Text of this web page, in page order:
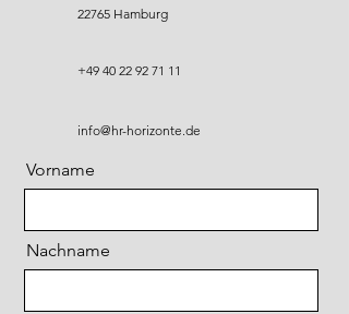
22765 Hamburg
+49 40 22 92 71 11
info@hr-horizonte.de
Vorname
Nachname